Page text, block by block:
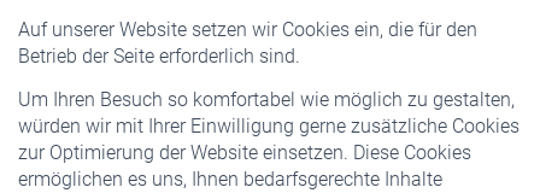
Auf unserer Website setzen wir Cookies ein, die für den
Betrieb der Seite erforderlich sind.
Um Ihren Besuch so komfortabel wie möglich zu gestalten,
würden wir mit Ihrer Einwilligung gerne zusätzliche Cookies
zur Optimierung der Website einsetzen. Diese Cookies
ermöglichen es uns, Ihnen bedarfsgerechte Inhalte
Pflichtversicherung
Staatliche Förderung
Veranstaltungen